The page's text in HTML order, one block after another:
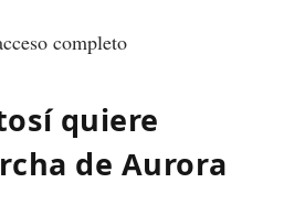
completo
quiere
de Aurora